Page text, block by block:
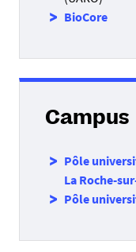
BioCore
Campus
Pôle
La Roche-
Pôle